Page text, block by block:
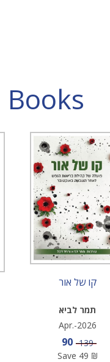
Books
קו של אור
תמר לביא
Apr.-2026
Sale price
90 Price
139
Save 49 ₪